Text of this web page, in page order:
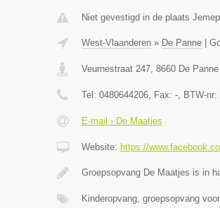
Niet gevestigd in de plaats
West-Vlaanderen» De Panne|
Veurnestraat 247, 8660 De Panne
Tel: 0480644206, Fax: -, BTW-nr:
E-mail › De Maatjes
Website: https://
Groepsopvang De Maatjes is in
Kinderopvang, groepsopvang